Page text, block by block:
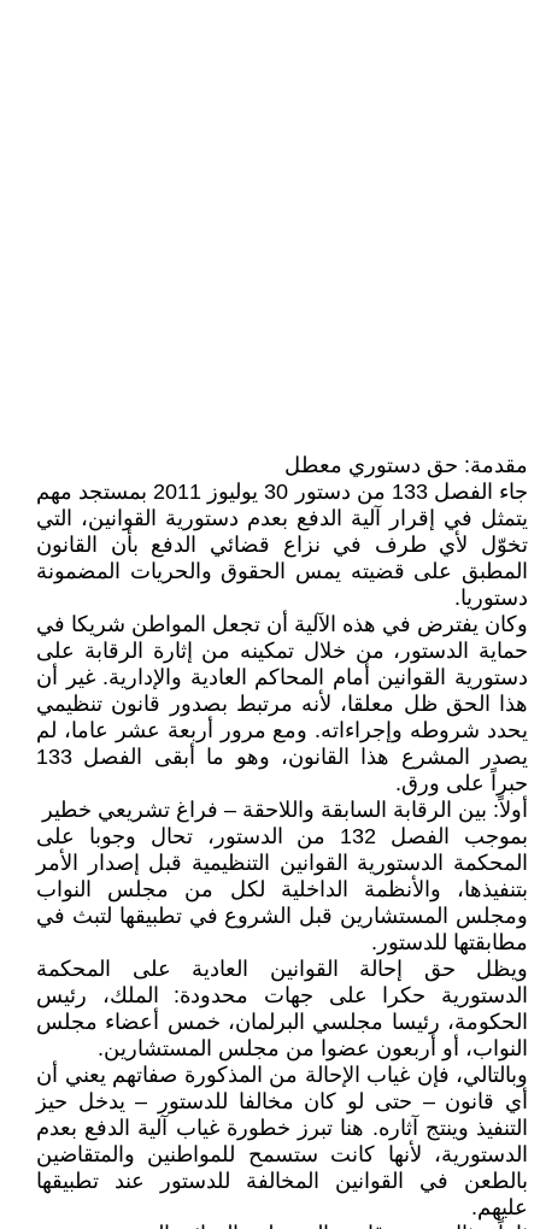
مقدمة: حق دستوري معطل
جاء الفصل 133 من دستور 30 يوليوز 2011 بمستجد مهم
يتمثل في إقرار آلية الدفع بعدم دستورية القوانين، التي
تخوّل لأي طرف في نزاع قضائي الدفع بأن القانون
المطبق على قضيته يمس الحقوق والحريات المضمونة
دستوريا.
وكان يفترض في هذه الآلية أن تجعل المواطن شريكا في
حماية الدستور، من خلال تمكينه من إثارة الرقابة على
دستورية القوانين أمام المحاكم العادية والإدارية. غير أن
هذا الحق ظل معلقا، لأنه مرتبط بصدور قانون تنظيمي
يحدد شروطه وإجراءاته. ومع مرور أربعة عشر عاما، لم
يصدر المشرع هذا القانون، وهو ما أبقى الفصل 133
حبراً على ورق.
أولاً: بين الرقابة السابقة واللاحقة – فراغ تشريعي خطير
بموجب الفصل 132 من الدستور، تحال وجوبا على
المحكمة الدستورية القوانين التنظيمية قبل إصدار الأمر
بتنفيذها، والأنظمة الداخلية لكل من مجلس النواب
ومجلس المستشارين قبل الشروع في تطبيقها لتبث في
مطابقتها للدستور.
ويظل حق إحالة القوانين العادية على المحكمة
الدستورية حكرا على جهات محدودة: الملك، رئيس
الحكومة، رئيسا مجلسي البرلمان، خمس أعضاء مجلس
النواب، أو أربعون عضوا من مجلس المستشارين.
وبالتالي، فإن غياب الإحالة من المذكورة صفاتهم يعني أن
أي قانون – حتى لو كان مخالفا للدستور – يدخل حيز
التنفيذ وينتج آثاره. هنا تبرز خطورة غياب آلية الدفع بعدم
الدستورية، لأنها كانت ستسمح للمواطنين والمتقاضين
بالطعن في القوانين المخالفة للدستور عند تطبيقها
عليهم.